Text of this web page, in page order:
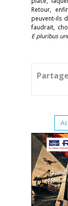
Retour,
peuvent-ils
faudrait,
E pluribus